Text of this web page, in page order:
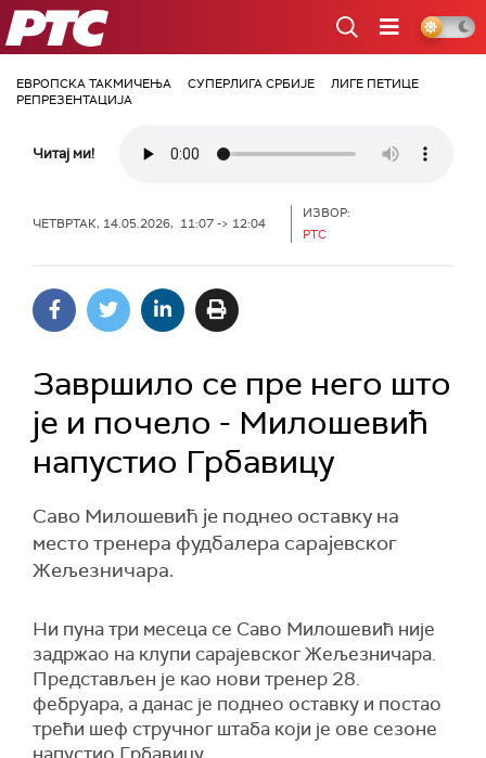
РТС
ЕВРОПСКА ТАКМИЧЕЊА СУПЕРЛИГА СРБИЈЕ
ЛИГЕ ПЕТИЦЕ
РЕПРЕЗЕНТАЦИЈА
Читај ми!
ЧЕТВРТАК, 14.05.2026, 11:07 -> 12:04
ИЗВОР:
РТС
Завршило се пре него што
је и почело - Милошевић
напустио Грбавицу
Саво Милошевић је поднео оставку на
место тренера фудбалера сарајевског
Жељезничара.
Ни пуна три месеца се Саво Милошевић није
задржао на клупи сарајевског Жељезничара.
Представљен је као нови тренер 28.
фебруара, а данас је поднео оставку и постао
трећи шеф стручног штаба који је ове сезоне